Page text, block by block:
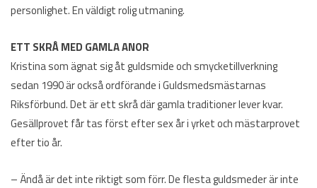
personlighet. En väldigt rolig utmaning.
ETT SKRÅ MED GAMLA ANOR
Kristina som ägnat sig åt guldsmide och smycketillverkning
sedan 1990 är också ordförande i Guldsmedsmästarnas
Riksförbund. Det är ett skrå där gamla traditioner lever kvar.
Gesällprovet får tas först efter sex år i yrket och mästarprovet
efter tio år.
– Ändå är det inte riktigt som förr. De flesta guldsmeder är inte